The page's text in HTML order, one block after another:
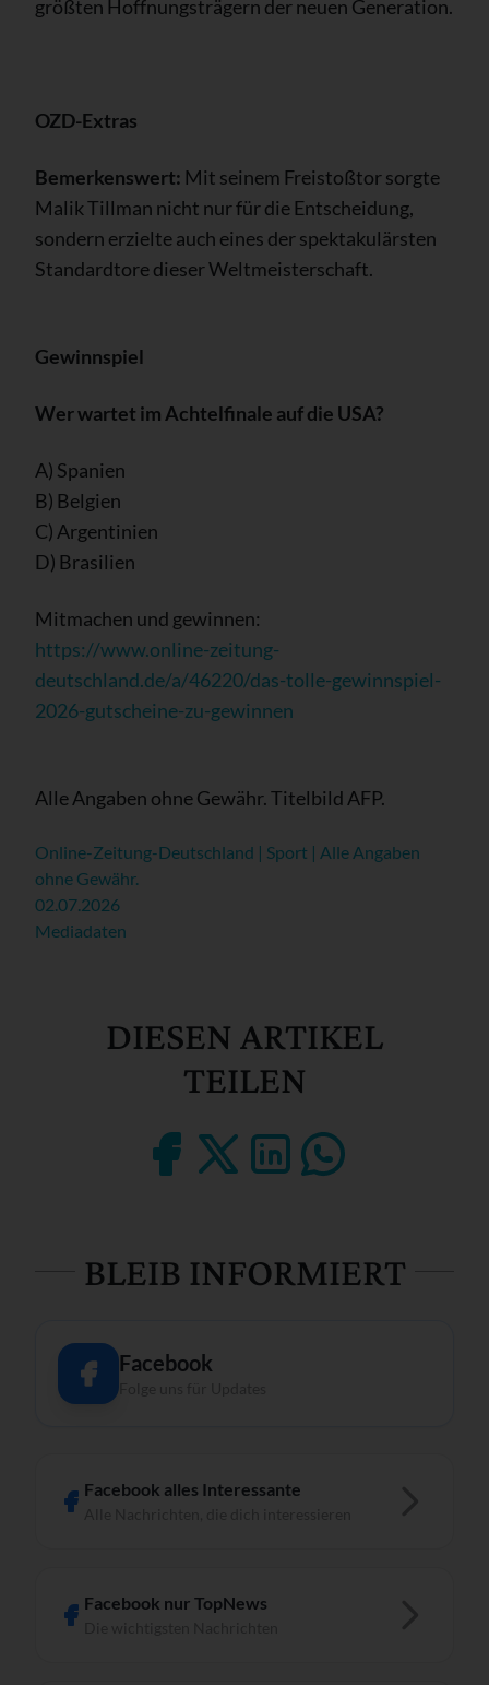
größten Hoffnungsträgern der neuen Generation.
OZD-Extras
Bemerkenswert: Mit seinem Freistoßtor sorgte
Malik Tillman nicht nur für die Entscheidung,
sondern erzielte auch eines der spektakulärsten
Standardtore dieser Weltmeisterschaft.
Gewinnspiel
Wer wartet im Achtelfinale auf die USA?
A) Spanien
B) Belgien
C) Argentinien
D) Brasilien
Mitmachen und gewinnen:
https://www.online-zeitung-
deutschland.de/a/46220/das-tolle-gewinnspiel-
2026-gutscheine-zu-gewinnen
Alle Angaben ohne Gewähr. Titelbild AFP.
Online-Zeitung-Deutschland | Sport | Alle Angaben
ohne Gewähr.
02.07.2026
Mediadaten
DIESEN ARTIKEL
TEILEN
BLEIB INFORMIERT
Facebook
Facebook alles Interessante
Facebook nur TopNews